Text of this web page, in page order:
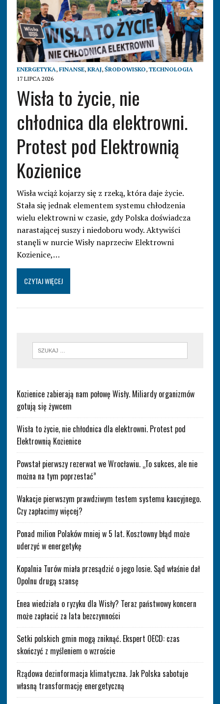
ENERGETYKA, FINANSE, KRAJ, ŚRODOWISKO, TECHNOLOGIA
17 LIPCA 2026
Wisła to życie, nie
chłodnica dla elektrowni.
Protest pod Elektrownią
Kozienice
Wisła wciąż kojarzy się z rzeką, która daje życie.
Stała się jednak elementem systemu chłodzenia
wielu elektrowni w czasie, gdy Polska doświadcza
narastającej suszy i niedoboru wody. Aktywiści
stanęli w nurcie Wisły naprzeciw Elektrowni
Kozienice,…
CZYTAJ WIĘCEJ
Kozienice zabierają nam połowę Wisły. Miliardy organizmów
gotują się żywcem
Wisła to życie, nie chłodnica dla elektrowni. Protest pod
Elektrownią Kozienice
Powstał pierwszy rezerwat we Wrocławiu. „To sukces, ale nie
można na tym poprzestać”
Wakacje pierwszym prawdziwym testem systemu kaucyjnego.
Czy zapłacimy więcej?
Ponad milion Polaków mniej w 5 lat. Kosztowny błąd może
uderzyć w energetykę
Kopalnia Turów miała przesądzić o jego losie. Sąd właśnie dał
Opolnu drugą szansę
Enea wiedziała o ryzyku dla Wisły? Teraz państwowy koncern
może zapłacić za lata bezczynności
Setki polskich gmin mogą zniknąć. Ekspert OECD: czas
skończyć z myśleniem o wzroście
Rządowa dezinformacja klimatyczna. Jak Polska sabotuje
własną transformację energetyczną